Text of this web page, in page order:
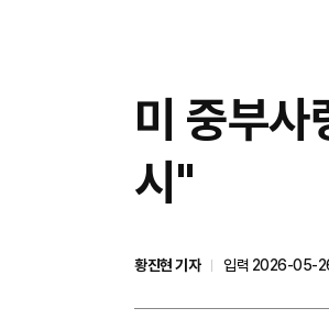
미 중부사
시"
황진현 기자 입력 2026-05-